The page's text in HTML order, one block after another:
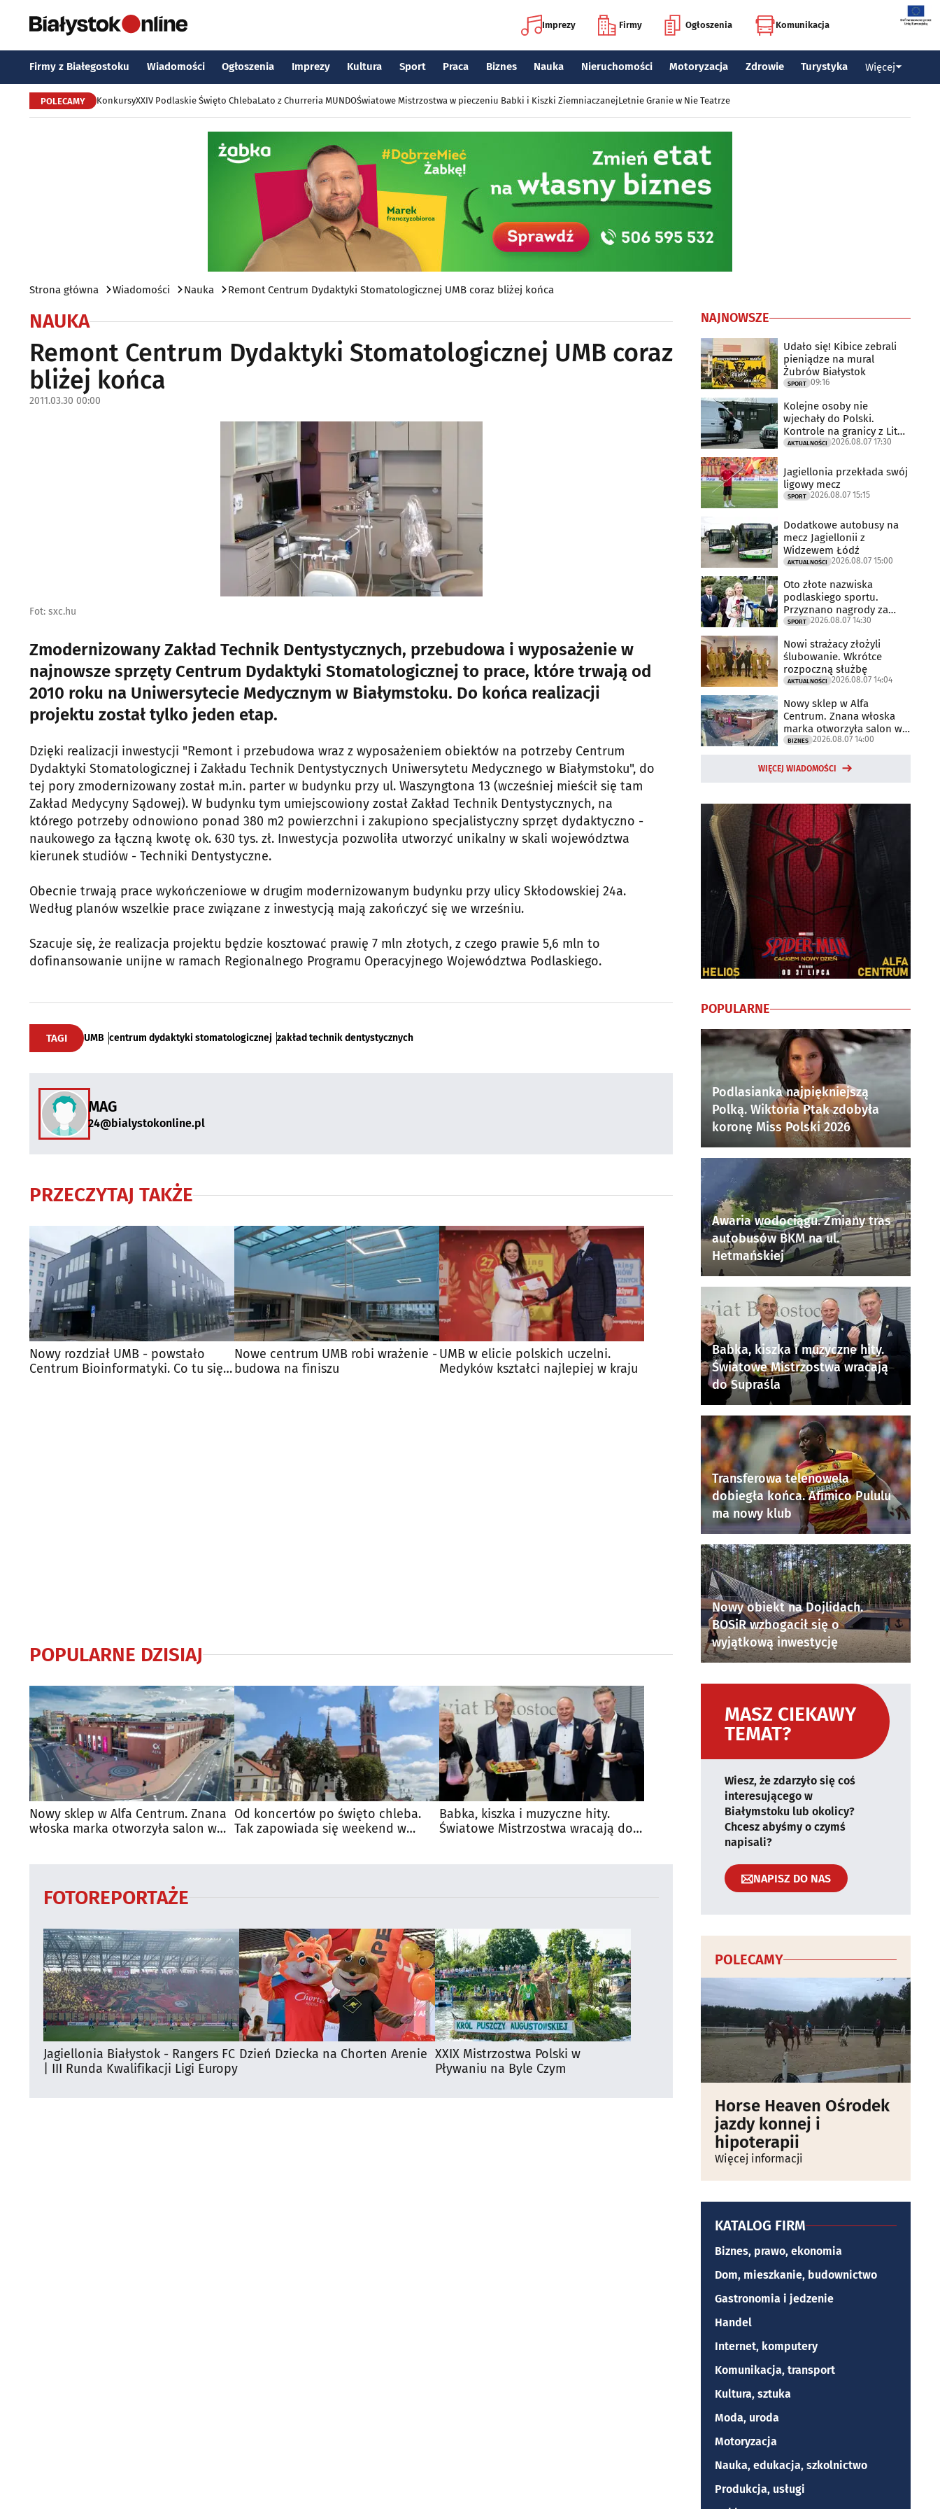
Imprezy Firmy Ogłoszenia Komunikacja
Firmy z Białegostoku Wiadomości Ogłoszenia Imprezy Kultura Sport Praca Biznes Nauka Nieruchomości Motoryzacja Zdrowie Turystyka Więcej
POLECAMY KonkursyXXIV Podlaskie Święto ChlebaLato z Churreria MUNDOŚwiatowe Mistrzostwa w pieczeniu Babki i Kiszki ZiemniaczanejLetnie Granie w Nie Teatrze
Strona główna Wiadomości Nauka Remont Centrum Dydaktyki Stomatologicznej UMB coraz bliżej końca
NAUKA
Remont Centrum Dydaktyki Stomatologicznej UMB coraz
bliżej końca
2011.03.30 00:00
Fot: sxc.hu
Zmodernizowany Zakład Technik Dentystycznych, przebudowa i wyposażenie w
najnowsze sprzęty Centrum Dydaktyki Stomatologicznej to prace, które trwają od
2010 roku na Uniwersytecie Medycznym w Białymstoku. Do końca realizacji
projektu został tylko jeden etap.
Dzięki realizacji inwestycji "Remont i przebudowa wraz z wyposażeniem obiektów na potrzeby Centrum
Dydaktyki Stomatologicznej i Zakładu Technik Dentystycznych Uniwersytetu Medycznego w Białymstoku", do
tej pory zmodernizowany został m.in. parter w budynku przy ul. Waszyngtona 13 (wcześniej mieścił się tam
Zakład Medycyny Sądowej). W budynku tym umiejscowiony został Zakład Technik Dentystycznych, na
którego potrzeby odnowiono ponad 380 m2 powierzchni i zakupiono specjalistyczny sprzęt dydaktyczno -
naukowego za łączną kwotę ok. 630 tys. zł. Inwestycja pozwoliła utworzyć unikalny w skali województwa
kierunek studiów - Techniki Dentystyczne.
Obecnie trwają prace wykończeniowe w drugim modernizowanym budynku przy ulicy Skłodowskiej 24a.
Według planów wszelkie prace związane z inwestycją mają zakończyć się we wrześniu.
Szacuje się, że realizacja projektu będzie kosztować prawię 7 mln złotych, z czego prawie 5,6 mln to
dofinansowanie unijne w ramach Regionalnego Programu Operacyjnego Województwa Podlaskiego.
TAGI UMB centrum dydaktyki stomatologicznej zakład technik dentystycznych
MAG
24@bialystokonline.pl
PRZECZYTAJ TAKŻE
Nowy rozdział UMB - powstało
Centrum Bioinformatyki. Co tu się
Nowe centrum UMB robi wrażenie -
budowa na finiszu
UMB w elicie polskich uczelni.
Medyków kształci najlepiej w kraju
POPULARNE DZISIAJ
Nowy sklep w Alfa Centrum. Znana
włoska marka otworzyła salon w
Od koncertów po święto chleba.
Tak zapowiada się weekend w
Babka, kiszka i muzyczne hity.
Światowe Mistrzostwa wracają do
FOTOREPORTAŻE
Jagiellonia Białystok - Rangers FC
| III Runda Kwalifikacji Ligi Europy
Dzień Dziecka na Chorten Arenie XXIX Mistrzostwa Polski w
Pływaniu na Byle Czym
NAJNOWSZE
Udało się! Kibice zebrali
pieniądze na mural
Żubrów Białystok
SPORT 09:16
Kolejne osoby nie
wjechały do Polski.
Kontrole na granicy z Litwą
trwają
AKTUALNOŚCI 2026.08.07 17:30
Jagiellonia przekłada swój
ligowy mecz
SPORT 2026.08.07 15:15
Dodatkowe autobusy na
mecz Jagiellonii z
Widzewem Łódź
AKTUALNOŚCI 2026.08.07 15:00
Oto złote nazwiska
podlaskiego sportu.
Przyznano nagrody za
2025 rok
SPORT 2026.08.07 14:30
Nowi strażacy złożyli
ślubowanie. Wkrótce
rozpoczną służbę
AKTUALNOŚCI 2026.08.07 14:04
Nowy sklep w Alfa
Centrum. Znana włoska
marka otworzyła salon w
Białymstoku
BIZNES 2026.08.07 14:00
WIĘCEJ WIADOMOŚCI
POPULARNE
Podlasianka najpiękniejszą
Polką. Wiktoria Ptak zdobyła
koronę Miss Polski 2026
Awaria wodociągu. Zmiany tras
autobusów BKM na ul.
Hetmańskiej
Babka, kiszka i muzyczne hity.
Światowe Mistrzostwa wracają
do Supraśla
Transferowa telenowela
dobiegła końca. Afimico Pululu
ma nowy klub
Nowy obiekt na Dojlidach.
BOSiR wzbogacił się o
wyjątkową inwestycję
MASZ CIEKAWY
TEMAT?
Wiesz, że zdarzyło się coś
interesującego w
Białymstoku lub okolicy?
Chcesz abyśmy o czymś
napisali?
NAPISZ DO NAS
POLECAMY
Horse Heaven Ośrodek
jazdy konnej i
hipoterapii
Więcej informacji
KATALOG FIRM
Biznes, prawo, ekonomia
Dom, mieszkanie, budownictwo
Gastronomia i jedzenie
Handel
Internet, komputery
Komunikacja, transport
Kultura, sztuka
Moda, uroda
Motoryzacja
Nauka, edukacja, szkolnictwo
Produkcja, usługi